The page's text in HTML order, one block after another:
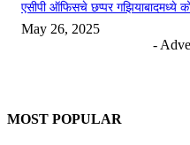
एसीपी ऑफिसचे छप्पर
May 26, 2025
-
MOST POPULAR